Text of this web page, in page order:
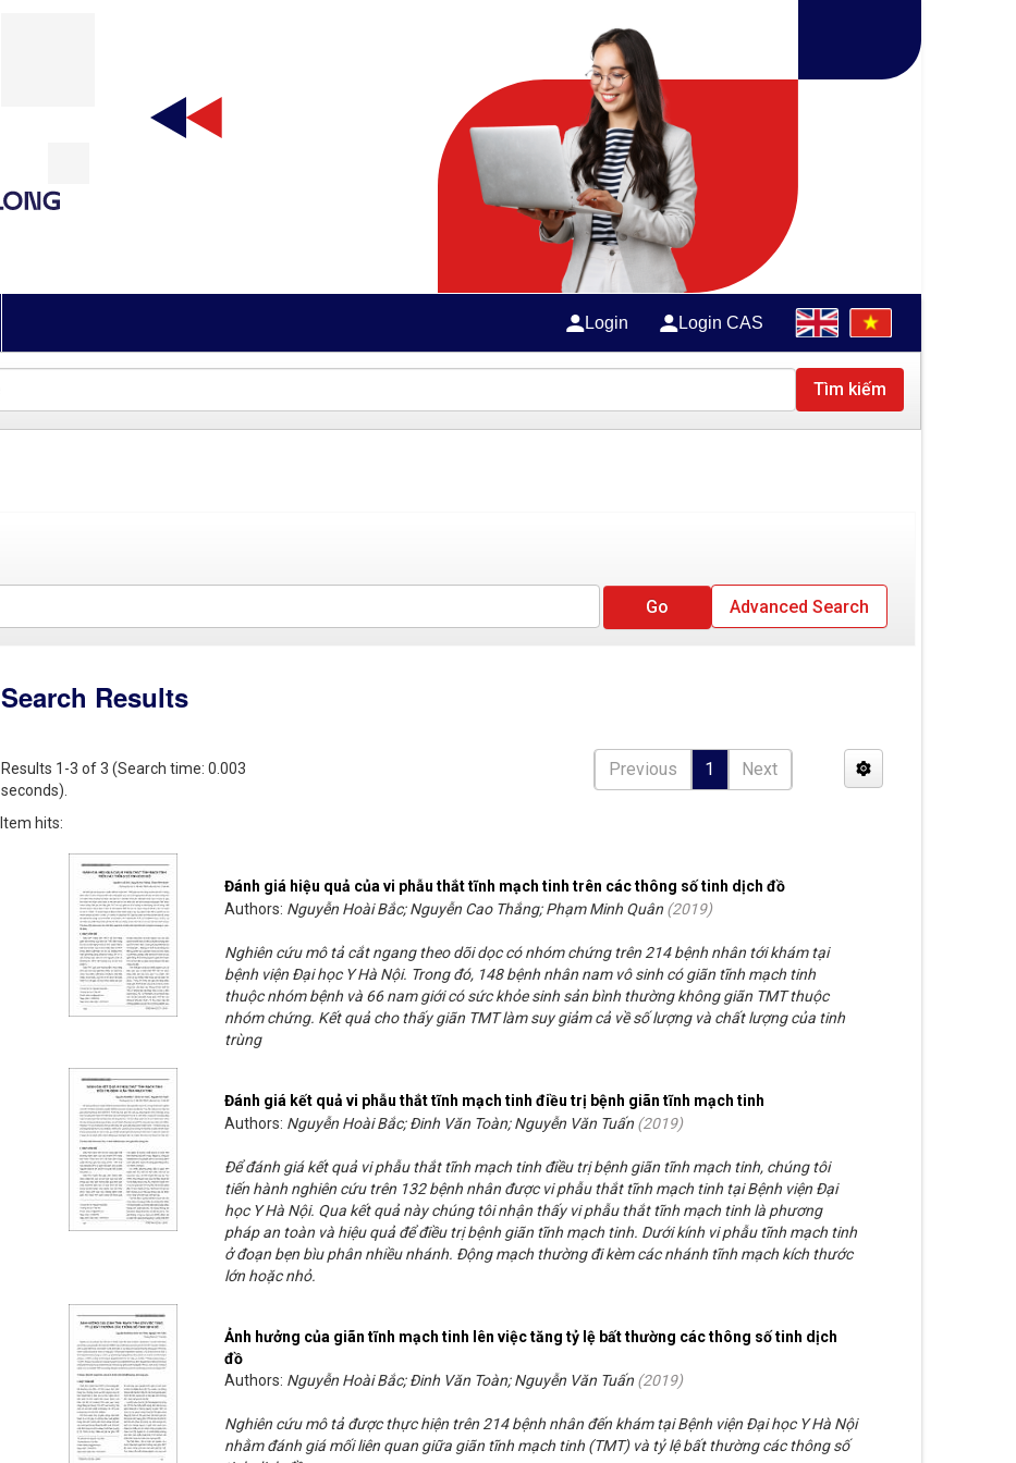
Login Login CAS
Tìm kiếm
Advanced Search
Search Results
Results 1-3 of 3 (Search time: 0.003
seconds).
Previous 1 Next
Item hits:
Đánh giá hiệu quả của vi phẫu thắt tĩnh mạch tinh trên các thông số tinh dịch đồ
Authors: Nguyễn Hoài Bắc; Nguyễn Cao Thắng; Phạm Minh Quân (2019)
Nghiên cứu mô tả cắt ngang theo dõi dọc có nhóm chứng trên 214 bệnh nhân tới khám tại
bệnh viện Đại học Y Hà Nội. Trong đó, 148 bệnh nhân nam vô sinh có giãn tĩnh mạch tinh
thuộc nhóm bệnh và 66 nam giới có sức khỏe sinh sản bình thường không giãn TMT thuộc
nhóm chứng. Kết quả cho thấy giãn TMT làm suy giảm cả về số lượng và chất lượng của tinh
trùng
Đánh giá kết quả vi phẫu thắt tĩnh mạch tinh điều trị bệnh giãn tĩnh mạch tinh
Authors: Nguyễn Hoài Bắc; Đinh Văn Toàn; Nguyễn Văn Tuấn (2019)
Để đánh giá kết quả vi phẫu thắt tĩnh mạch tinh điều trị bệnh giãn tĩnh mạch tinh, chúng tôi
tiến hành nghiên cứu trên 132 bệnh nhân được vi phẫu thắt tĩnh mạch tinh tại Bệnh viện Đại
học Y Hà Nội. Qua kết quả này chúng tôi nhận thấy vi phẫu thắt tĩnh mạch tinh là phương
pháp an toàn và hiệu quả để điều trị bệnh giãn tĩnh mạch tinh. Dưới kính vi phẫu tĩnh mạch tinh
ở đoạn bẹn bìu phân nhiều nhánh. Động mạch thường đi kèm các nhánh tĩnh mạch kích thước
lớn hoặc nhỏ.
Ảnh hưởng của giãn tĩnh mạch tinh lên việc tăng tỷ lệ bất thường các thông số tinh dịch
đồ
Authors: Nguyễn Hoài Bắc; Đinh Văn Toàn; Nguyễn Văn Tuấn (2019)
Nghiên cứu mô tả được thực hiện trên 214 bệnh nhân đến khám tại Bệnh viện Đại học Y Hà Nội
nhằm đánh giá mối liên quan giữa giãn tĩnh mạch tinh (TMT) và tỷ lệ bất thường các thông số